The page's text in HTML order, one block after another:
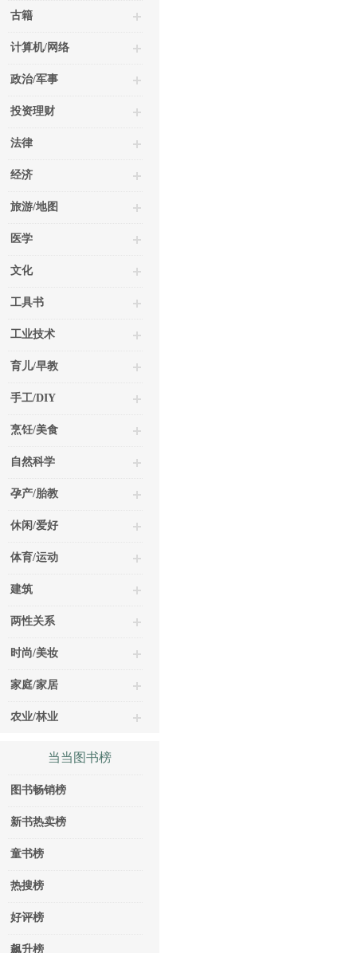
古籍
计算机/网络
政治/军事
投资理财
法律
经济
旅游/地图
医学
文化
工具书
工业技术
育儿/早教
手工/DIY
烹饪/美食
自然科学
孕产/胎教
休闲/爱好
体育/运动
建筑
两性关系
时尚/美妆
家庭/家居
农业/林业
当当图书榜
图书畅销榜
新书热卖榜
童书榜
热搜榜
好评榜
飙升榜